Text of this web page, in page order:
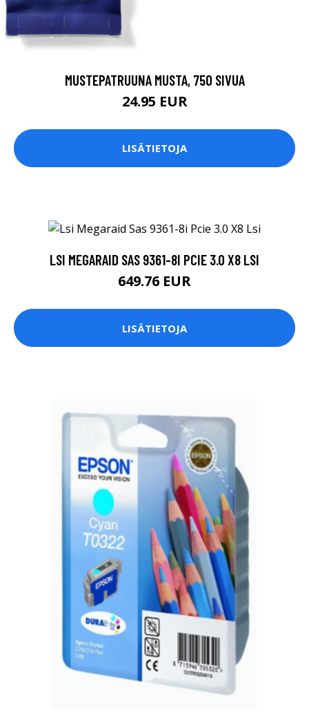
MUSTEPATRUUNA MUSTA, 750 SIVUA
24.95 EUR
LISÄTIETOJA
LSI MEGARAID SAS 9361-8I PCIE 3.0 X8 LSI
649.76 EUR
LISÄTIETOJA